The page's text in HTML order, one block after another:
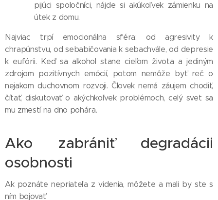
pijúci spoločníci, nájde si akúkoľvek zámienku na
útek z domu.
Najviac trpí emocionálna sféra: od agresivity k
chrapúnstvu, od sebabičovania k sebachvále, od depresie
k eufórii. Keď sa alkohol stane cieľom života a jediným
zdrojom pozitívnych emócií, potom nemôže byť reč o
nejakom duchovnom rozvoji. Človek nemá záujem chodiť,
čítať, diskutovať o akýchkoľvek problémoch, celý svet sa
mu zmestí na dno pohára.
Ako zabrániť degradácii
osobnosti
Ak poznáte nepriateľa z videnia, môžete a mali by ste s
ním bojovať.